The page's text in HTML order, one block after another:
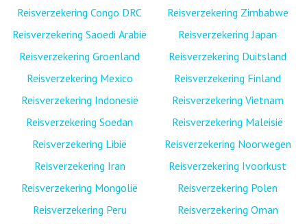
Reisverzekering Congo DRC
Reisverzekering Saoedi Arabië
Reisverzekering Groenland
Reisverzekering Mexico
Reisverzekering Indonesië
Reisverzekering Soedan
Reisverzekering Libië
Reisverzekering Iran
Reisverzekering Mongolië
Reisverzekering Peru
Reisverzekering Zimbabwe
Reisverzekering Japan
Reisverzekering Duitsland
Reisverzekering Finland
Reisverzekering Vietnam
Reisverzekering Maleisië
Reisverzekering Noorwegen
Reisverzekering Ivoorkust
Reisverzekering Polen
Reisverzekering Oman